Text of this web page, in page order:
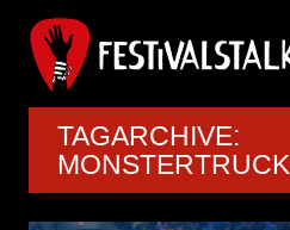
TAGARCHIVE:
MONSTERTRUCK